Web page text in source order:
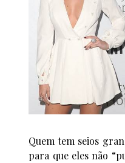
Quem tem seios
para que eles não